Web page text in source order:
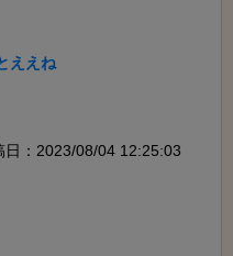
ええね
日：2023/08/04 12:25:03